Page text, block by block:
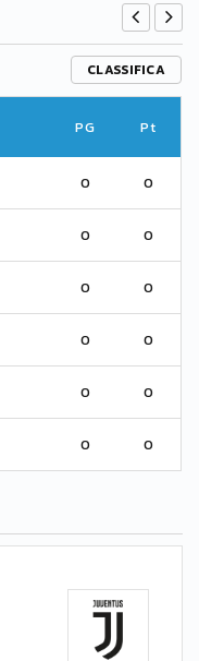
CLASSIFICA
PG Pt
0 0
0 0
0 0
0 0
0 0
0 0